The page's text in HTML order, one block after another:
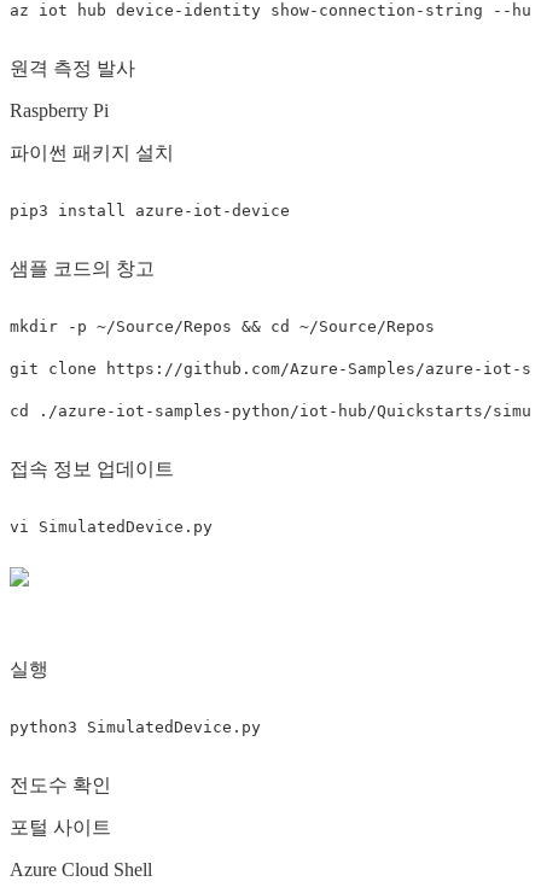
az iot hub device-identity show-connection-string --
원격 측정 발사
Raspberry Pi
파이썬 패키지 설치
pip3 install
샘플 코드의 창고
mkdir -p ~/Source/Repos && cd ~/Source/Repos
cd
접속 정보 업데이트
실행
전도수 확인
포털 사이트
Azure Cloud Shell